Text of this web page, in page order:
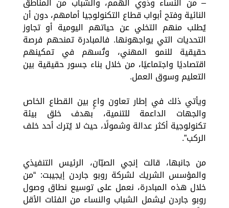
النائية وفتح أبواب قطاع التكنولوجيا أمامهم، دون أن
يُطلب منهم التخلي عن حياتهم اليومية أو تجاوز
التحديات التي يواجهونها. فالمبادرة تمنحهم فرصة
حقيقية للنمو المهني، وتُسهم في تمكينهم
اقتصاديًا واجتماعيًا، من خلال بناء جسور حقيقية بين
التعليم وسوق العمل.
ويأتي ذلك في إطار تعاون واعٍ بين القطاع الخاص
والجهات الداعمة للتنمية، بهدف خلق بيئة
تكنولوجية أكثر عدالة وشمولًا، حيث لا يُترك أحد خلف
الركب”.
من جانبها، قالت إنجي الصبّان، الرئيس التنفيذي
والمؤسس الشريك لشركة روبو جاردن إيجيبت: “من
خلال هذه المبادرة، نعمل على توسيع نطاق وصول
روبو جاردن ليشمل الشباب والنساء من الفئات الأقل